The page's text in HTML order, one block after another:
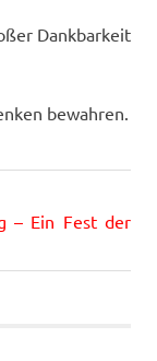
Dankbarkeit
bewahren.
– Ein Fest der